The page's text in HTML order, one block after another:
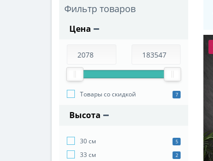
Фильтр товаров
Цена
Товары со скидкой 7
Высота
30 см 5
33 см 2